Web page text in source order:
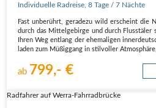
Individuelle Radreise ,8 Tage / 7 Nächte
Fast unberührt, geradezu wild erscheint die
durch das Mittelgebirge und durch Flusstäler
Ihren Weg entlang der ehemaligen
laden zum Müßiggang in stilvoller
ab 799,- €
Radfahrer auf Werra-Fahrradbrücke